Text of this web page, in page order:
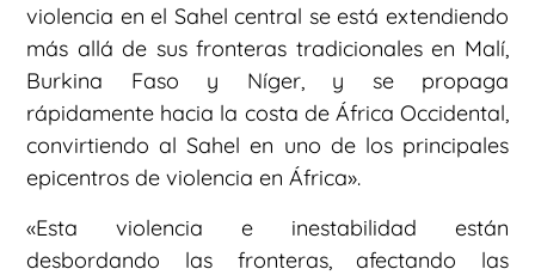
violencia en el Sahel central se está extendiendo
más allá de sus fronteras tradicionales en Malí,
Burkina Faso y Níger, y se propaga
rápidamente hacia la costa de África Occidental,
convirtiendo al Sahel en uno de los principales
epicentros de violencia en África».
«Esta violencia e inestabilidad están
desbordando las fronteras, afectando las